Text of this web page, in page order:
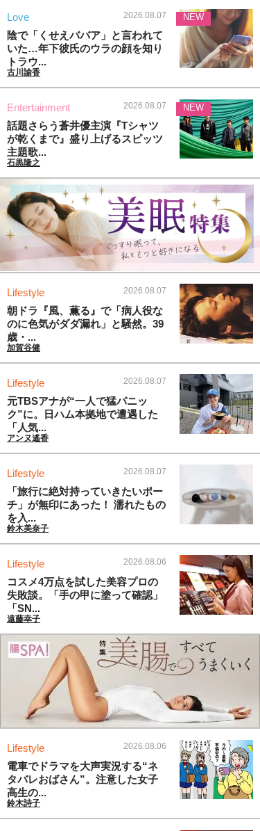
Love 2026.08.07
陰で「くせえババア」と言われて
いた…年下彼氏のウラの顔を知り
トラウ...
古川諭香
NEW
Entertainment 2026.08.07
話題さらう蒼井優主演『Tシャツ
が乾くまで』盛り上げるスピッツ
主題歌...
石黒隆之
NEW
Lifestyle 2026.08.07
朝ドラ『風、薫る』で「病人役な
のに色気がダダ漏れ」と騒然。39
歳・...
加賀谷健
Lifestyle 2026.08.07
元TBSアナが“一人で猛パニッ
ク”に。日ハム本拠地で遭遇した
「人気...
アンヌ遙香
Lifestyle 2026.08.07
「旅行に絶対持っていきたいポー
チ」が無印にあった！ 濡れたもの
を入...
鈴木美奈子
Lifestyle 2026.08.06
コスメ4万点を試した美容プロの
失敗談。「手の甲に塗って確認」
「SN...
遠藤幸子
Lifestyle 2026.08.06
電車でドラマを大声実況する“ネ
タバレおばさん”。注意した女子
高生の...
鈴木詩子